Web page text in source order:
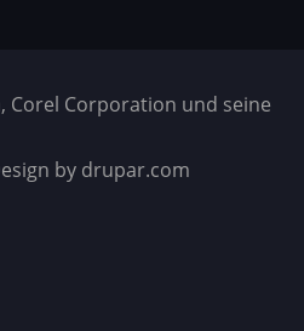
Corel Corporation und seine
by drupar.com